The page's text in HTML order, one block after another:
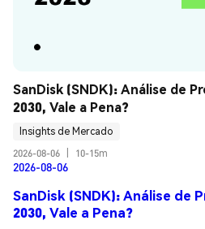
SanDisk (SNDK): Análise de
2030, Vale a Pena?
Insights de Mercado
2026-08-06
10-15m
2026-08-06
SanDisk (SNDK): Análise de
2030, Vale a Pena?